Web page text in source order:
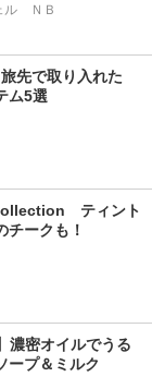
　ＮＢ
先で取り入れた
ム5選
　ティント
チークも！
濃密オイルでうる
ープ＆ミルク